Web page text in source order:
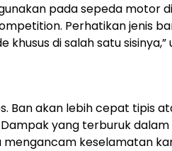
pada sepeda motor di
Perhatikan jenis
di salah satu sisinya,”
Ban akan lebih cepat tipis
yang terburuk dalam
mengancam keselamatan